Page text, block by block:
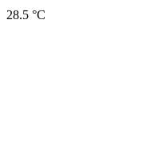
28.5 °C